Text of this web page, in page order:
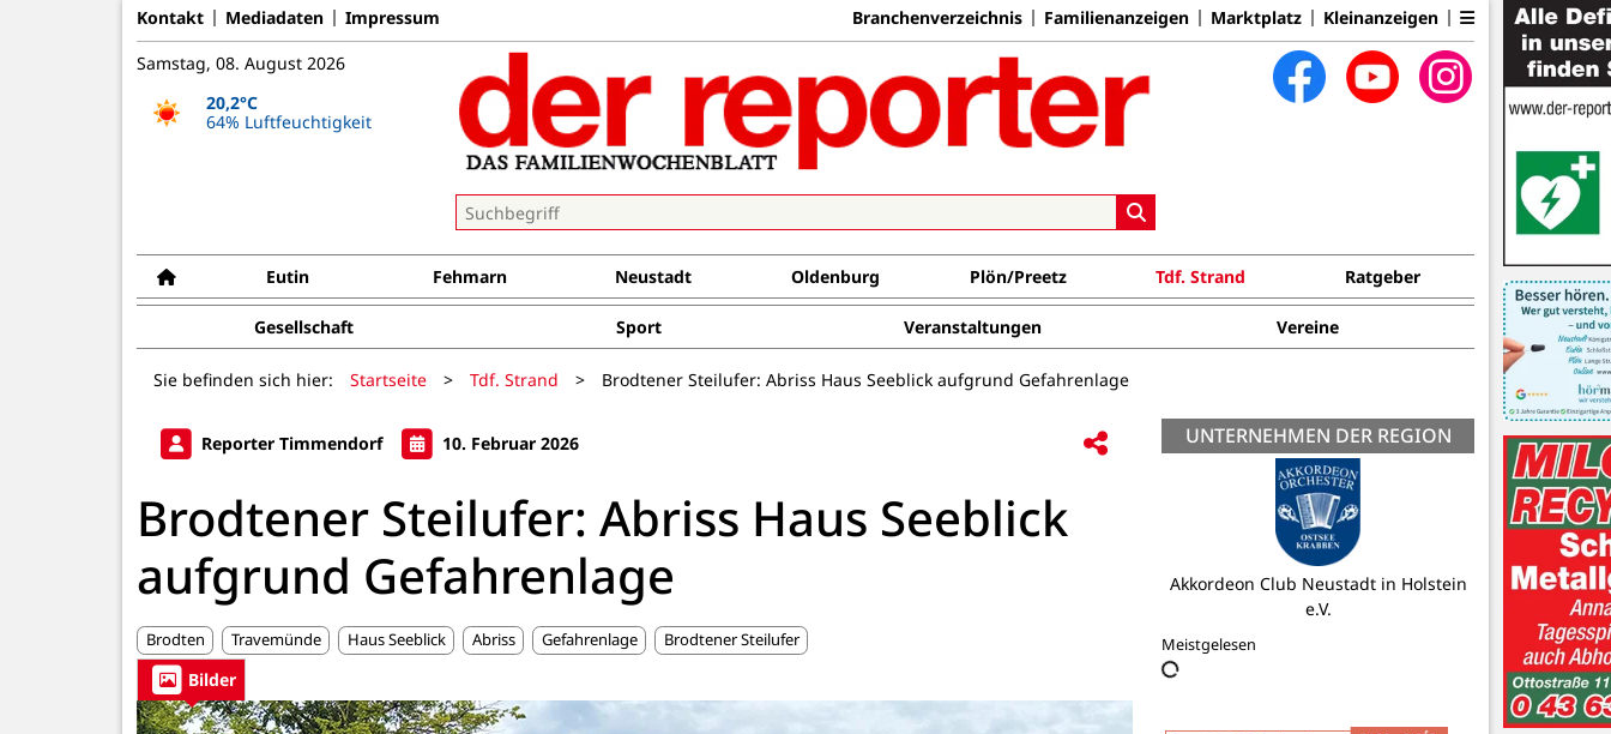
Kontakt Mediadaten Impressum Branchenverzeichnis Familienanzeigen Marktplatz Kleinanzeigen
Samstag, 08. August 2026
20,2°C
64% Luftfeuchtigkeit
Eutin Fehmarn Neustadt Oldenburg Plön/Preetz Tdf. Strand Ratgeber
Gesellschaft Sport Veranstaltungen Vereine
Sie befinden sich hier: Startseite > Tdf. Strand > Brodtener Steilufer: Abriss Haus Seeblick aufgrund Gefahrenlage
Reporter Timmendorf 10. Februar 2026
Brodtener Steilufer: Abriss Haus Seeblick
aufgrund Gefahrenlage
Brodten Travemünde Haus Seeblick Abriss Gefahrenlage Brodtener Steilufer
Bilder
UNTERNEHMEN DER REGION
Ambulanter Pflegedienst Lebensweg
Meistgelesen